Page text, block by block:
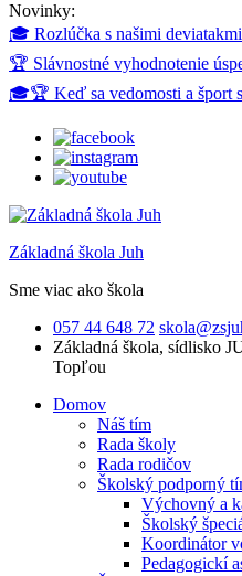
Novinky:
🎓 Rozlúčka s našimi
🏆 Slávnostné vyhodnotenie
🎓🏆 Keď sa vedomosti a šport
Základná škola Juh
Sme viac ako škola
057 44 648 72
Základná škola, sídlisko
Topľou
Domov
Náš tím
Rada školy
Rada rodičov
Školský podporný
Výchovný a
Školský
Koordinátor
Pedagogickí